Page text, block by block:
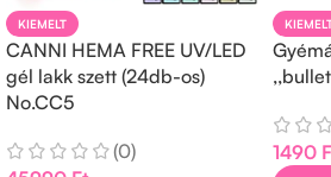
KIEMELT
CANNI HEMA FREE UV/LED
gél lakk szett (24db-os)
No.CC5
(0)
1490